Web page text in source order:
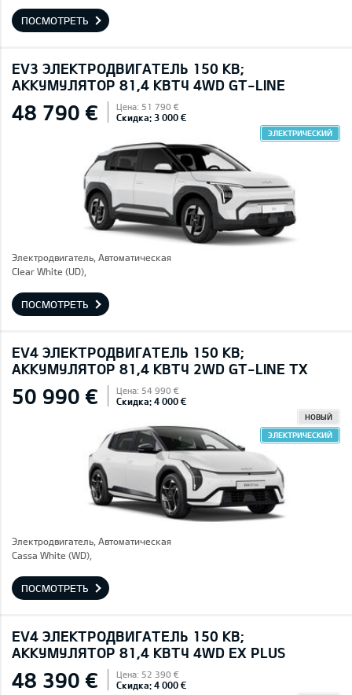
ПОСМОТРЕТЬ
EV3 ЭЛЕКТРОДВИГАТЕЛЬ 150 КВ;
AККУМУЛЯТОР 81,4 КВТЧ 4WD GT-LINE
48 790 € Цена: 51 790 €
Скидка: 3 000 €
ЭЛЕКТРИЧЕСКИЙ
Электродвигатель, Автоматическая
Clear White (UD),
ПОСМОТРЕТЬ
EV4 ЭЛЕКТРОДВИГАТЕЛЬ 150 КВ;
AККУМУЛЯТОР 81,4 КВТЧ 2WD GT-LINE TX
50 990 € Цена: 54 990 €
Скидка: 4 000 €
НОВЫЙ
ЭЛЕКТРИЧЕСКИЙ
Электродвигатель, Автоматическая
Cassa White (WD),
ПОСМОТРЕТЬ
EV4 ЭЛЕКТРОДВИГАТЕЛЬ 150 КВ;
AККУМУЛЯТОР 81,4 КВТЧ 4WD EX PLUS
48 390 € Цена: 52 390 €
Скидка: 4 000 €